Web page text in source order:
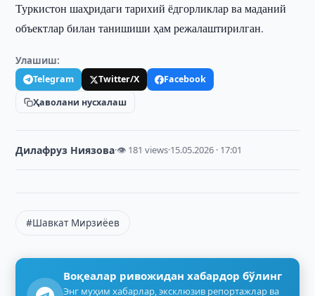
Туркистон шаҳридаги тарихий ёдгорликлар ва маданий
объектлар билан танишиши ҳам режалаштирилган.
Улашиш:
Telegram Twitter/X
Facebook
Ҳаволани нусхалаш
Дилафруз Ниязова·👁 181 views·15.05.2026 · 17:01
#Шавкат Мирзиёев
Воқеалар ривожидан хабардор бўлинг
Энг муҳим хабарлар, эксклюзив репортажлар ва